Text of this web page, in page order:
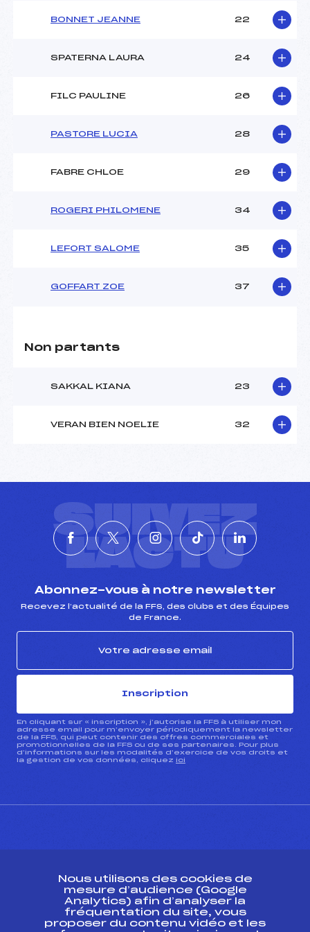
U16
BONNET JEANNE 22
SPATERNA LAURA 24
FILC PAULINE 26
PASTORE LUCIA 28
FABRE CHLOE 29
ROGERI PHILOMENE 34
LEFORT SALOME 35
GOFFART ZOE 37
Non partants
SAKKAL KIANA 23
VERAN BIEN NOELIE 32
SUIVEZ
L'ACTU
Abonnez-vous à notre newsletter
Recevez l’actualité de la FFS, des clubs et des Équipes
de France.
Inscription
En cliquant sur « inscription », j’autorise la FFS à utiliser mon
adresse email pour m’envoyer périodiquement la newsletter
de la FFS, qui peut contenir des offres commerciales et
promotionnelles de la FFS ou de ses partenaires. Pour plus
d’informations sur les modalités d’exercice de vos droits et
la gestion de vos données, cliquez ici
Ressources
Nous utilisons des cookies de
mesure d’audience (Google
Analytics) afin d’analyser la
fréquentation du site, vous
proposer du contenu vidéo et les